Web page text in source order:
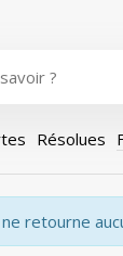
Résolues
retourne